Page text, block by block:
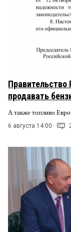
продавать
А также топливо
6 августа 14:00